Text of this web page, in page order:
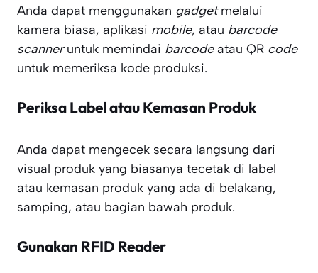
Anda dapat menggunakan gadgetmelalui
kamera biasa, aplikasi mobile, atau barcode
scanneruntuk memindai barcodeatau QR code
untuk memeriksa kode produksi.
Periksa Label atau Kemasan Produk
Anda dapat mengecek secara langsung dari
visual produk yang biasanya tecetak di label
atau kemasan produk yang ada di belakang,
samping, atau bagian bawah produk.
Gunakan RFID Reader